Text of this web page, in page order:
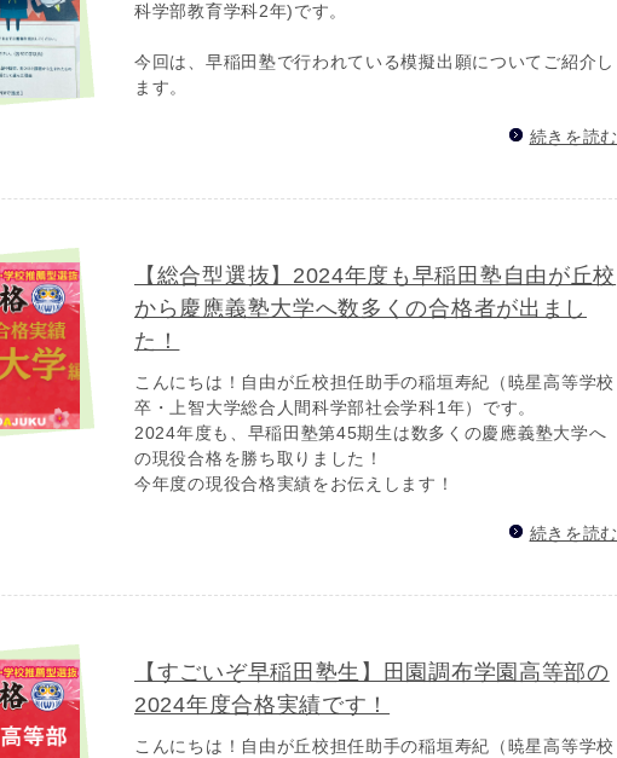
科学部教育学科2年)です。
今回は、早稲田塾で行われている模擬出願についてご紹介し
ます。
続きを読む
【総合型選抜】2024年度も早稲田塾自由が丘校
から慶應義塾大学へ数多くの合格者が出まし
た！
こんにちは！自由が丘校担任助手の稲垣寿紀（暁星高等学校
卒・上智大学総合人間科学部社会学科1年）です。
2024年度も、早稲田塾第45期生は数多くの慶應義塾大学へ
の現役合格を勝ち取りました！
今年度の現役合格実績をお伝えします！
続きを読む
【すごいぞ早稲田塾生】田園調布学園高等部の
2024年度合格実績です！
こんにちは！自由が丘校担任助手の稲垣寿紀（暁星高等学校